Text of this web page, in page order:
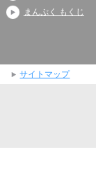
まんぷく もくじ
サイトマップ